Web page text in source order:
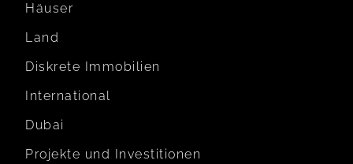
Häuser
Land
Diskrete Immobilien
International
Dubai
Projekte und Investitionen